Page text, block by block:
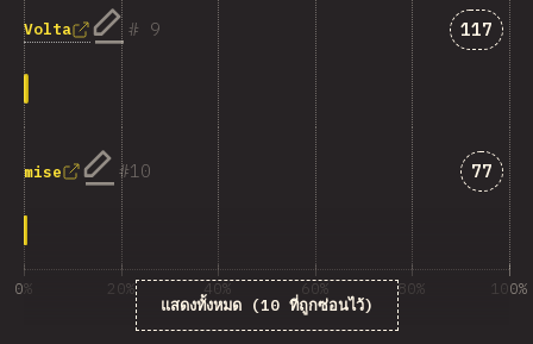
9
Volta คำตอบ
117
10
mise คำตอบ
77
แสดงทั้งหมด (10 ที่ถูกซ่อนไว้)
0% 20% 40% 60% 80% 100%